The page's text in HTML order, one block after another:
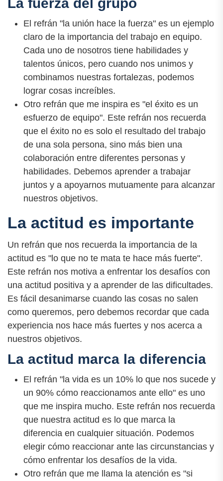
La fuerza del grupo
El refrán "la unión hace la fuerza" es un ejemplo
claro de la importancia del trabajo en equipo.
Cada uno de nosotros tiene habilidades y
talentos únicos, pero cuando nos unimos y
combinamos nuestras fortalezas, podemos
lograr cosas increíbles.
Otro refrán que me inspira es "el éxito es un
esfuerzo de equipo". Este refrán nos recuerda
que el éxito no es solo el resultado del trabajo
de una sola persona, sino más bien una
colaboración entre diferentes personas y
habilidades. Debemos aprender a trabajar
juntos y a apoyarnos mutuamente para alcanzar
nuestros objetivos.
La actitud es importante
Un refrán que nos recuerda la importancia de la
actitud es "lo que no te mata te hace más fuerte".
Este refrán nos motiva a enfrentar los desafíos con
una actitud positiva y a aprender de las dificultades.
Es fácil desanimarse cuando las cosas no salen
como queremos, pero debemos recordar que cada
experiencia nos hace más fuertes y nos acerca a
nuestros objetivos.
La actitud marca la diferencia
El refrán "la vida es un 10% lo que nos sucede y
un 90% cómo reaccionamos ante ello" es uno
que me inspira mucho. Este refrán nos recuerda
que nuestra actitud es lo que marca la
diferencia en cualquier situación. Podemos
elegir cómo reaccionar ante las circunstancias y
cómo enfrentar los desafíos de la vida.
Otro refrán que me llama la atención es "si